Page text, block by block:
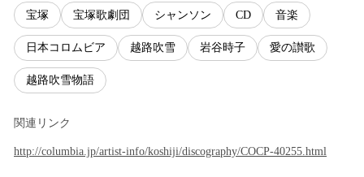
宝塚 宝塚歌劇団 シャンソン CD 音楽
日本コロムビア 越路吹雪 岩谷時子 愛の讃歌
越路吹雪物語
関連リンク
http://columbia.jp/artist-info/koshiji/discography/COCP-40255.html